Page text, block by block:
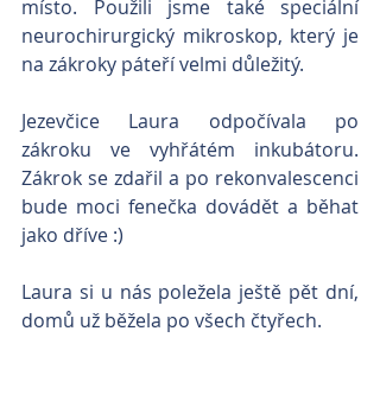
místo. Použili jsme také speciální
neurochirurgický mikroskop, který je
na zákroky páteří velmi důležitý.
Jezevčice Laura odpočívala po
zákroku ve vyhřátém inkubátoru.
Zákrok se zdařil a po rekonvalescenci
bude moci fenečka dovádět a běhat
jako dříve :)
Laura si u nás poležela ještě pět dní,
domů už běžela po všech čtyřech.